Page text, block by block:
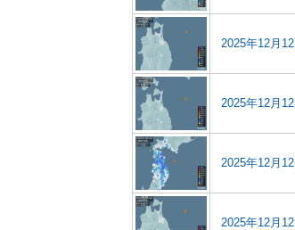
2025年12月
2025年12月
2025年12月
2025年12月